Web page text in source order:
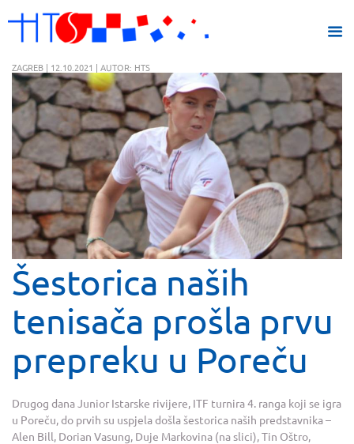
ZAGREB | 12.10.2021 | AUTOR: HTS
Šestorica naših
tenisača prošla prvu
prepreku u Poreču
Drugog dana Junior Istarske rivijere, ITF turnira 4. ranga koji se igra
u Poreču, do prvih su uspjela došla šestorica naših predstavnika –
Alen Bill, Dorian Vasung, Duje Markovina (na slici), Tin Oštro,